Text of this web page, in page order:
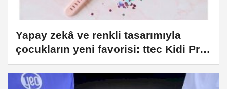
Yapay zekâ ve renkli tasarımıyla
çocukların yeni favorisi: ttec Kidi Pro
Akıllı Çocuk Saati